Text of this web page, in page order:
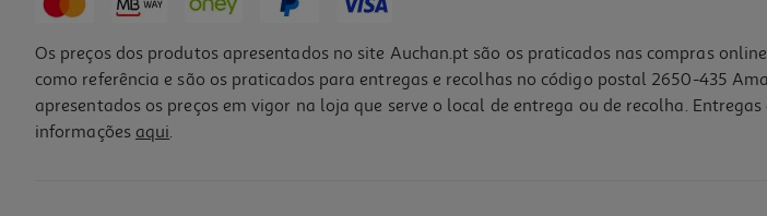
Os preços dos produtos apresentados no site Auchan.pt são os praticados nas compras
como referência e são os praticados para entregas e recolhas no código postal 2650-435
apresentados os preços em vigor na loja que serve o local de entrega ou de recolha.
informações aqui.